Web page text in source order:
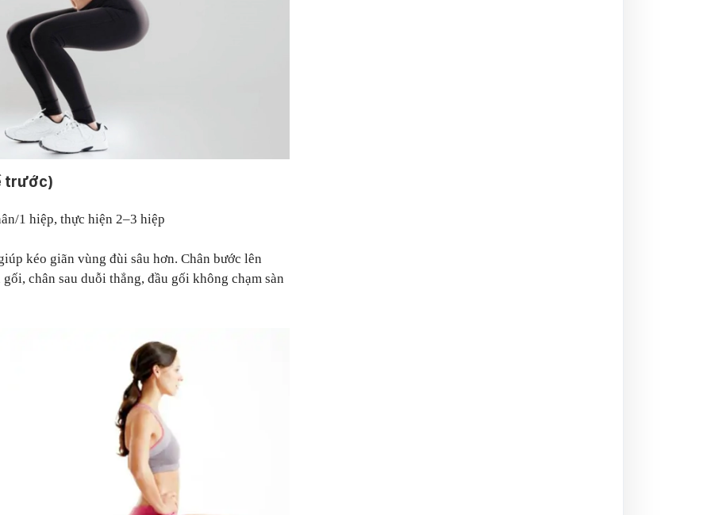
trước)
1 hiệp, thực hiện 2–3 hiệp
kéo giãn vùng đùi sâu hơn. Chân bước lên
chân sau duỗi thẳng, đầu gối không chạm sàn